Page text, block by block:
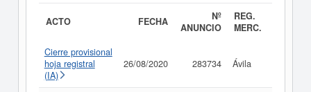
ACTO FECHA
Nº
ANUNCIO
REG.
MERC.
Cierre provisional
hoja registral
(IA)
26/08/2020 283734 Ávila